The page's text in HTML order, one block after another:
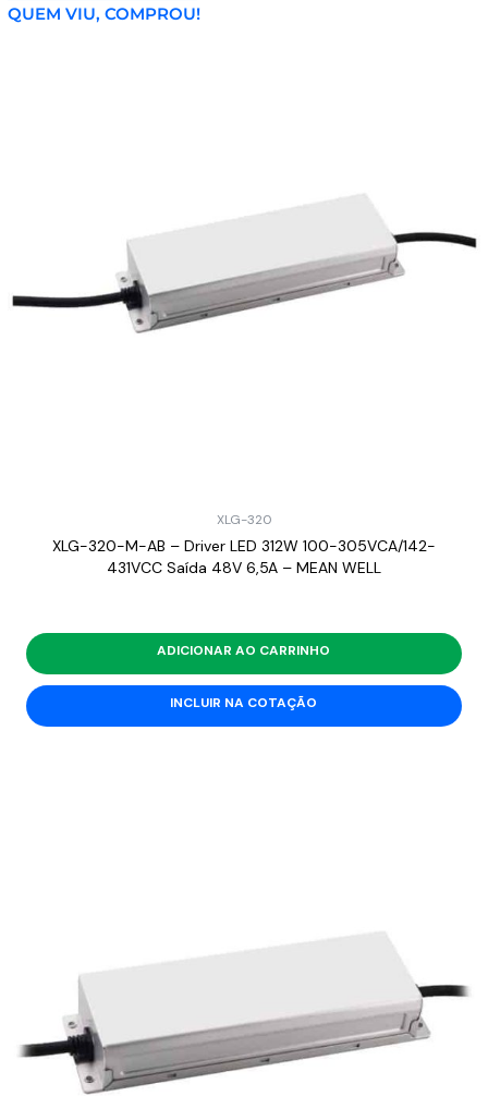
QUEM VIU, COMPROU!
XLG-320
XLG-320-M-AB – Driver LED 312W 100-305VCA/142-
431VCC Saída 48V 6,5A – MEAN WELL
ADICIONAR AO CARRINHO
INCLUIR NA COTAÇÃO